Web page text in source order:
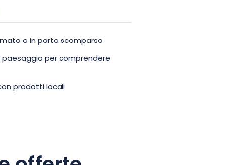
e in parte scomparso
per comprendere
prodotti locali